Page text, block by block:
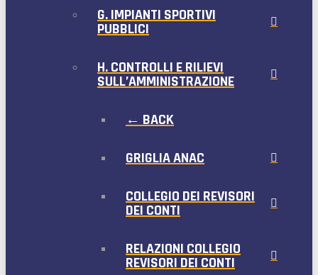
G. IMPIANTI SPORTIVI
PUBBLICI
H. CONTROLLI E RILIEVI
SULL’AMMINISTRAZIONE
← BACK
GRIGLIA ANAC
COLLEGIO DEI REVISORI
DEI CONTI
RELAZIONI COLLEGIO
REVISORI DEI CONTI